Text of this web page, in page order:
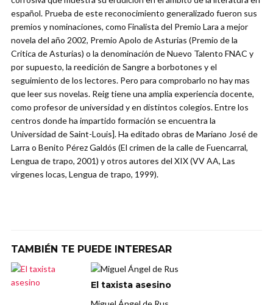
español. Prueba de este reconocimiento generalizado fueron sus
premios y nominaciones, como Finalista del Premio Lara a mejor
novela del año 2002, Premio Apolo de Asturias (Premio de la
Critica de Asturias) o la denominación de Nuevo Talento FNAC y
por supuesto, la reedición de Sangre a borbotones y el
seguimiento de los lectores. Pero para comprobarlo no hay mas
que leer sus novelas. Reig tiene una amplia experiencia docente,
como profesor de universidad y en distintos colegios. Entre los
centros donde ha impartido formación se encuentra la
Universidad de Saint-Louis]. Ha editado obras de Mariano José de
Larra o Benito Pérez Galdós (El crimen de la calle de Fuencarral,
Lengua de trapo, 2001) y otros autores del XIX (VV AA, Las
vírgenes locas, Lengua de trapo, 1999).
TAMBIÉN TE PUEDE INTERESAR
El taxista asesino